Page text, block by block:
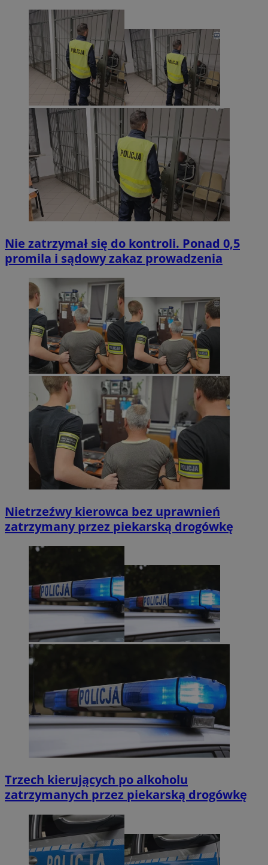
Nie zatrzymał się do kontroli. Ponad 0,5
promila i sądowy zakaz prowadzenia
Nietrzeźwy kierowca bez uprawnień
zatrzymany przez piekarską drogówkę
Trzech kierujących po alkoholu
zatrzymanych przez piekarską drogówkę